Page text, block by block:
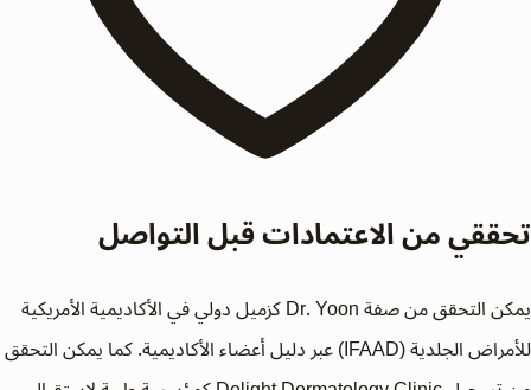
تحققي من الاعتمادات قبل التواصل
يمكن التحقق من صفة Dr. Yoon كزميل دولي في الأكاديمية الأمريكية
للأمراض الجلدية (IFAAD) عبر دليل أعضاء الأكاديمية. كما يمكن التحقق